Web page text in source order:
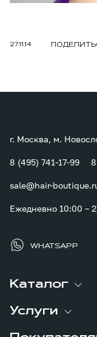
27.11.14
Каталог
Услуги
г. Москва, м.
8 (495) 741-17-99
sale@hair-
Ежедневно 10:00 –
WHATSAPP